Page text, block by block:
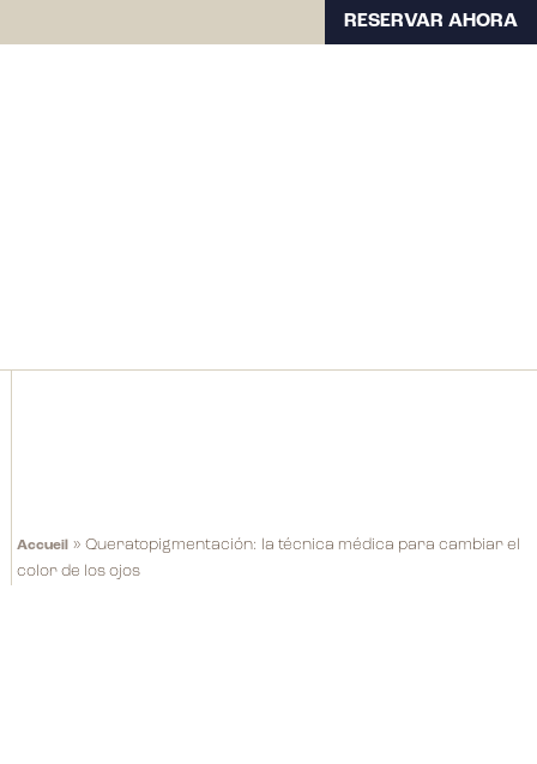
RESERVAR AHORA
Accueil »Queratopigmentación: la técnica médica para cambiar el
color de los ojos